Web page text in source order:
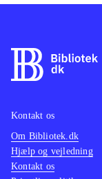
Kontakt os
Om Bibliotek.dk
Hjælp og vejledning
Kontakt os